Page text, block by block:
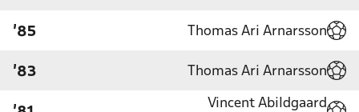
'85 Thomas Ari Arnarsson
'83 Thomas Ari Arnarsson
Vincent Abildgaard